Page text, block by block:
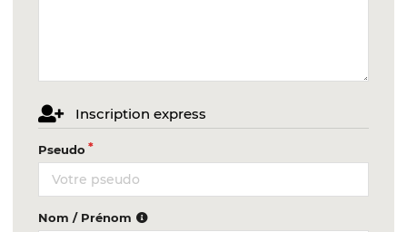
Inscription express
Pseudo
Nom / Prénom